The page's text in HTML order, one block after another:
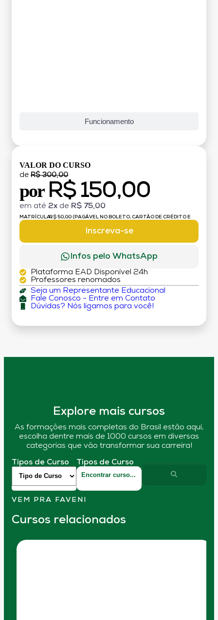
Funcionamento
VALOR DO CURSO
de R$ 300,00
por R$ 150,00
em até 2x de R$ 75,00
MATRÍCULA:R$ 50,00 (PAGÁVEL NO BOLETO, CARTÃO DE CRÉDITO E
Inscreva-se
Infos pelo WhatsApp
Plataforma EAD Disponível 24h
Professores renomados
Seja um Representante Educacional
Fale Conosco - Entre em Contato
Dúvidas? Nós ligamos para você!
Explore mais cursos
As formações mais completas do Brasil estão aqui,
escolha dentre mais de 1000 cursos em diversas
categorias que vão transformar sua carreira!
Tipos de Curso Tipos de Curso
VEM PRA FAVENI
Cursos relacionados